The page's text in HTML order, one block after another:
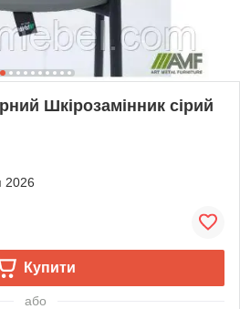
Шкірозамінник сiрий
2026
Купити
або